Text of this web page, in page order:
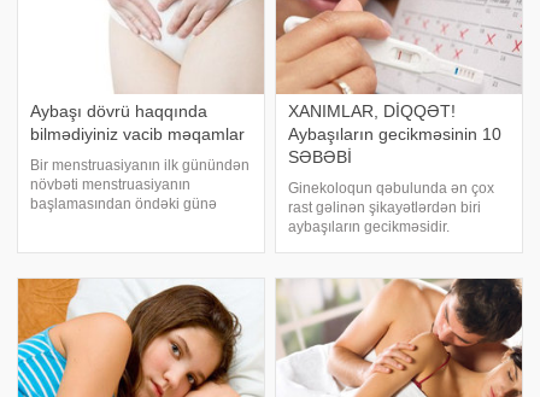
Aybaşı dövrü haqqında
bilmədiyiniz vacib məqamlar
Bir menstruasiyanın ilk günündən
növbəti menstruasiyanın
başlamasından öndəki günə
müddəti müxtəlif olur. Əksər
hallarda bu tsikl 26-2
XANIMLAR, DİQQƏT!
Aybaşıların gecikməsinin 10
SƏBƏBİ
Ginekoloqun qəbulunda ən çox
rast gəlinən şikayətlərdən biri
aybaşıların gecikməsidir.
menstruasiyanın olmaması başqa
hallarla da əlaqəli ola bilər. Bu
məqalədə biz menstruasiy